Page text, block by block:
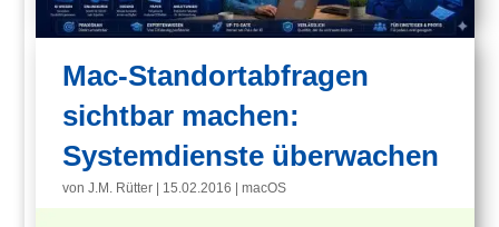
Mac-Standortabfragen
sichtbar machen:
Systemdienste überwachen
vonJ.M. Rütter 15.02.2016 |macOS